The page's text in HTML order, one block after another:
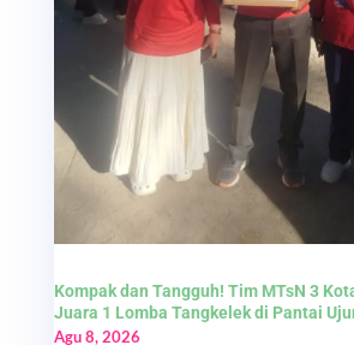
Kompak dan Tangguh! Tim MTsN 3
Juara 1 Lomba Tangkelek di Pantai
Agu 8, 2026